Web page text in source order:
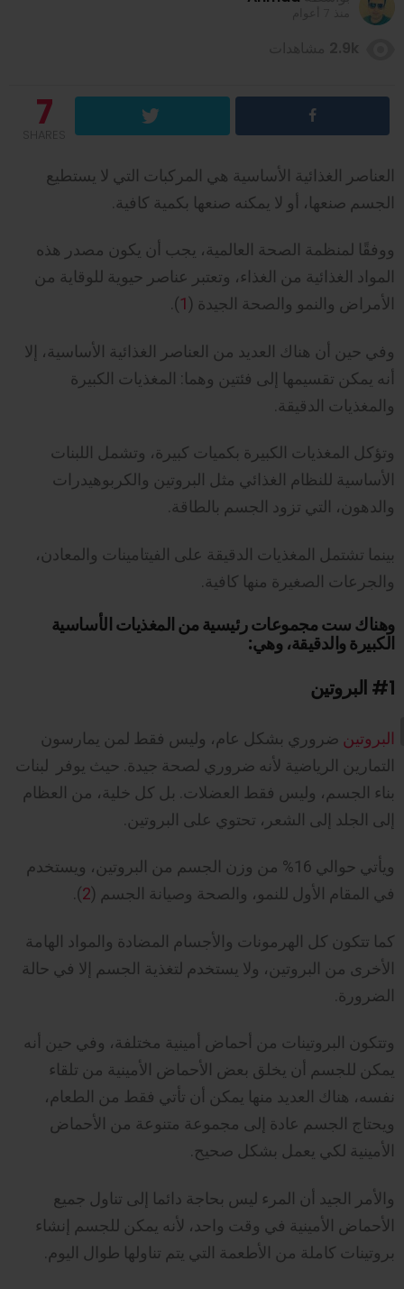
7
العناصر الغذائية الأساسية هي المركبات التي لا يستطيع
الجسم صنعها، أو لا يمكنه صنعها بكمية كافية.
ووفقًا لمنظمة الصحة العالمية، يجب أن يكون مصدر هذه
المواد الغذائية من الغذاء، وتعتبر عناصر حيوية للوقاية من
الأمراض والنمو والصحة الجيدة (1
).
وفي حين أن هناك العديد من العناصر الغذائية الأساسية، إلا
أنه يمكن تقسيمها إلى فئتين وهما: المغذيات الكبيرة
والمغذيات الدقيقة.
وتؤكل المغذيات الكبيرة بكميات كبيرة، وتشمل اللبنات
الأساسية للنظام الغذائي مثل البروتين والكربوهيدرات
والدهون، التي تزود الجسم بالطاقة.
بينما تشتمل المغذيات الدقيقة على الفيتامينات والمعادن،
والجرعات الصغيرة منها كافية.
وهناك ست مجموعات رئيسية من المغذيات الأساسية
الكبيرة والدقيقة، وهي:
#1 البروتين
البروتين ضروري بشكل عام، وليس فقط لمن يمارسون
التمارين الرياضية لأنه ضروري لصحة جيدة. حيث يوفر لبنات
بناء الجسم، وليس فقط العضلات. بل كل خلية، من العظام
إلى الجلد إلى الشعر، تحتوي على البروتين.
ويأتي حوالي 16% من وزن الجسم من البروتين، ويستخدم
في المقام الأول للنمو، والصحة وصيانة الجسم (2
).
كما تتكون كل الهرمونات والأجسام المضادة والمواد الهامة
الأخرى من البروتين، ولا يستخدم لتغذية الجسم إلا في حالة
الضرورة.
وتتكون البروتينات من أحماض أمينية مختلفة، وفي حين أنه
يمكن للجسم أن يخلق بعض الأحماض الأمينية من تلقاء
نفسه، هناك العديد منها يمكن أن تأتي فقط من الطعام،
ويحتاج الجسم عادة إلى مجموعة متنوعة من الأحماض
الأمينية لكي يعمل بشكل صحيح.
والأمر الجيد أن المرء ليس بحاجة دائما إلى تناول جميع
الأحماض الأمينية في وقت واحد، لأنه يمكن للجسم إنشاء
بروتينات كاملة من الأطعمة التي يتم تناولها طوال اليوم.